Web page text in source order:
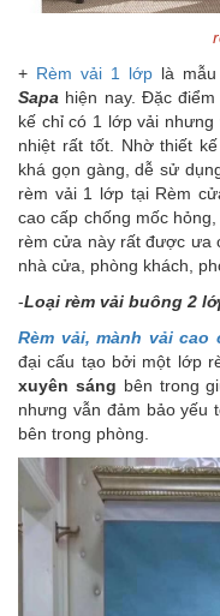
+ Rèm vải 1 lớp là
Sapa hiện nay. Đặc
kế chỉ có 1 lớp vải
nhiệt rất tốt. Nhờ thiết
khá gọn gàng, dễ sử
rèm vải 1 lớp tại Rèm
cao cấp chống mốc
rèm cửa này rất được ưa
nhà cửa, phòng khách,
-Loại rèm vải buông 2
Rèm vải, mành vải cao
đại cấu tạo bởi một lớp
xuyên sáng bên trong
nhưng vẫn đảm bảo yếu
bên trong phòng.